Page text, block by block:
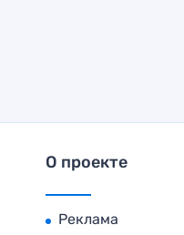
О проекте
Реклама